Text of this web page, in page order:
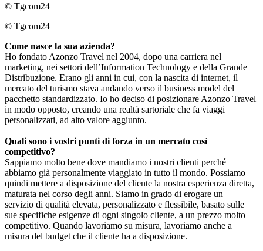
© Tgcom24
© Tgcom24
Come nasce la sua azienda?
Ho fondato Azonzo Travel nel 2004, dopo una carriera nel
marketing, nei settori dell’Information Technology e della Grande
Distribuzione. Erano gli anni in cui, con la nascita di internet, il
mercato del turismo stava andando verso il business model del
pacchetto standardizzato. Io ho deciso di posizionare Azonzo Travel
in modo opposto, creando una realtà sartoriale che fa viaggi
personalizzati, ad alto valore aggiunto.
Quali sono i vostri punti di forza in un mercato così
competitivo?
Sappiamo molto bene dove mandiamo i nostri clienti perché
abbiamo già personalmente viaggiato in tutto il mondo. Possiamo
quindi mettere a disposizione del cliente la nostra esperienza diretta,
maturata nel corso degli anni. Siamo in grado di erogare un
servizio di qualità elevata, personalizzato e flessibile, basato sulle
sue specifiche esigenze di ogni singolo cliente, a un prezzo molto
competitivo. Quando lavoriamo su misura, lavoriamo anche a
misura del budget che il cliente ha a disposizione.